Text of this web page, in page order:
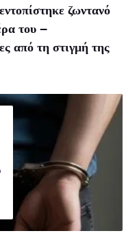
ζωντανό
του –
από τη στιγμή της